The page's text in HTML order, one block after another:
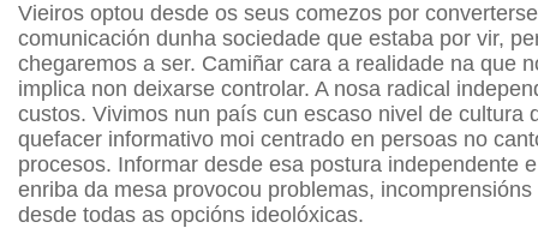
Vieiros optou desde os seus comezos por
comunicación dunha sociedade que estaba por vir,
chegaremos a ser. Camiñar cara a realidade na que
implica non deixarse controlar. A nosa radical
custos. Vivimos nun país cun escaso nivel de cultura
quefacer informativo moi centrado en persoas no
procesos. Informar desde esa postura independente
enriba da mesa provocou problemas,
desde todas as opcións ideolóxicas.